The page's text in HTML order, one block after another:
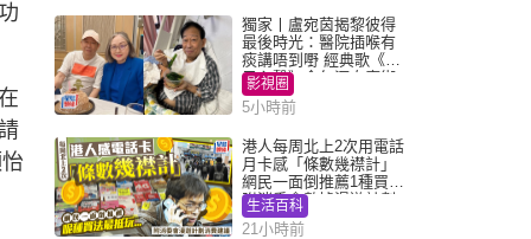
獨家丨盧宛茵揭黎彼得
最後時光：醫院插喉有
痰講唔到嘢 經典歌《浪
子心聲》金句源自廟街
睇相佬
影視圈
5小時前
港人每周北上2次用電話
月卡感「條數幾襟計」
網民一面倒推薦1種買法
附消委會數據漫遊計劃
消費提示
生活百科
21小時前